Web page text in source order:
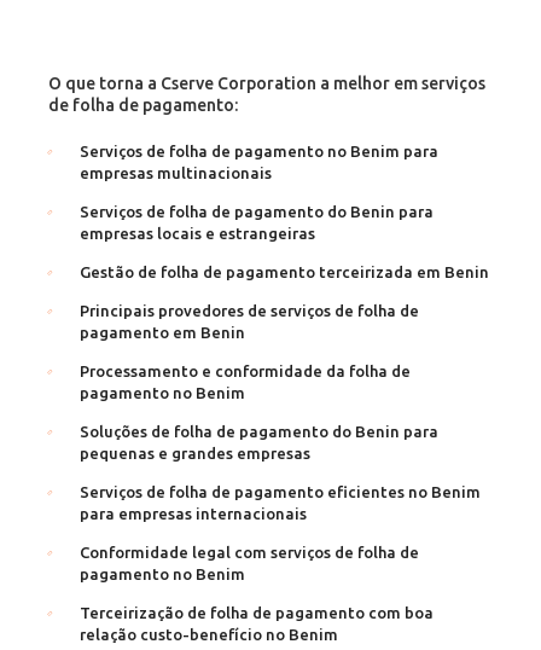
O que torna a Cserve Corporation a melhor em serviços
de folha de pagamento:
Serviços de folha de pagamento no Benim para
empresas multinacionais
Serviços de folha de pagamento do Benin para
empresas locais e estrangeiras
Gestão de folha de pagamento terceirizada em Benin
Principais provedores de serviços de folha de
pagamento em Benin
Processamento e conformidade da folha de
pagamento no Benim
Soluções de folha de pagamento do Benin para
pequenas e grandes empresas
Serviços de folha de pagamento eficientes no Benim
para empresas internacionais
Conformidade legal com serviços de folha de
pagamento no Benim
Terceirização de folha de pagamento com boa
relação custo-benefício no Benim